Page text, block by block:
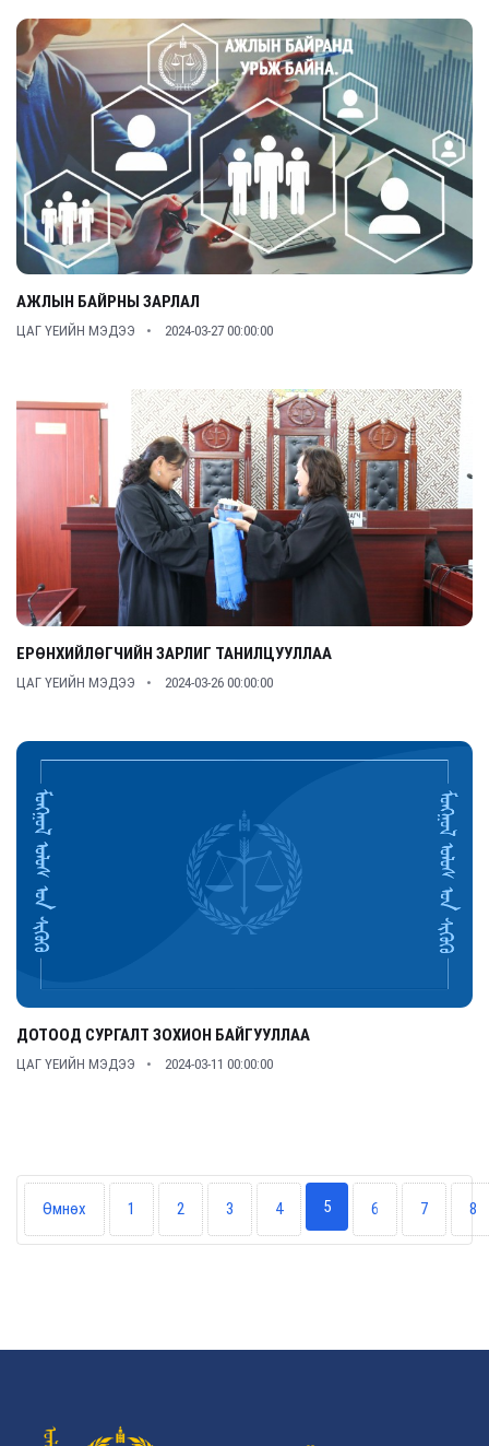
АЖЛЫН БАЙРНЫ ЗАРЛАЛ
ЦАГ ҮЕИЙН МЭДЭЭ 2024-03-27 00:00:00
ЕРӨНХИЙЛӨГЧИЙН ЗАРЛИГ ТАНИЛЦУУЛЛАА
ЦАГ ҮЕИЙН МЭДЭЭ 2024-03-26 00:00:00
ДОТООД СУРГАЛТ ЗОХИОН БАЙГУУЛЛАА
ЦАГ ҮЕИЙН МЭДЭЭ 2024-03-11 00:00:00
Өмнөх 1 2 3 4 5 6 7 8